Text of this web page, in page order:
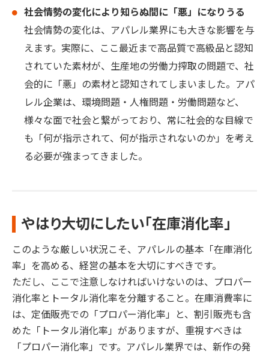
社会情勢の変化により知らぬ間に「悪」になりうる
社会情勢の変化は、アパレル業界にも大きな影響を与
えます。実際に、ここ最近まで高品質で高級品と認知
されていた素材が、生産地の労働力搾取の問題で、社
会的に「悪」の素材と認知されてしまいました。アパ
レル企業は、環境問題・人権問題・労働問題など、
様々な面で社会と繋がっており、常に社会的な目線で
も「何が指示されて、何が指示されないのか」を考え
る必要が強まってきました。
やはり大切にしたい「在庫消化率」
このような厳しい状況こそ、アパレルの基本「在庫消化
率」を高める、経営の基本を大切にすべきです。
ただし、ここで注意しなければいけないのは、プロパー
消化率とトータル消化率を分離すること。在庫消費率に
は、定価販売での「プロパー消化率」と、割引販売も含
めた「トータル消化率」がありますが、重視すべきは
「プロパー消化率」です。アパレル業界では、新作の発